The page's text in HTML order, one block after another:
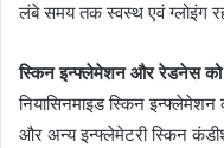
लंबे समय तक स्वस्थ एवं ग्लोइंग
स्किन इन्फ्लेमेशन और रेडनेस
नियासिनमाइड स्किन
और अन्य इन्फ्लेमेटरी स्किन